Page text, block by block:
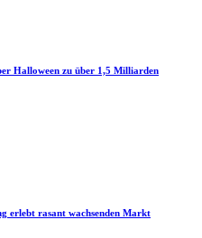
Halloween zu über 1,5 Milliarden
erlebt rasant wachsenden Markt